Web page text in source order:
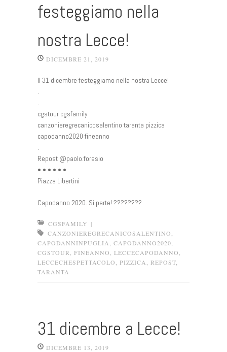
festeggiamo nella
nostra Lecce!
DICEMBRE 21, 2019
Il 31 dicembre festeggiamo nella nostra Lecce!
.
.
cgstour cgsfamily
canzonieregrecanicosalentino taranta pizzica
capodanno2020 fineanno
.
Repost @paolo.foresio
• • • • • •
Piazza Libertini
Capodanno 2020. Si parte! ????????
CGSFAMILY |
CANZONIEREGRECANICOSALENTINO
CAPODANNINPUGLIA
CAPODANNO2020
CGSTOUR
FINEANNO LECCECAPODANNO
LECCECHESPETTACOLO
PIZZICA REPOST
TARANTA
31 dicembre a Lecce!
DICEMBRE 13, 2019